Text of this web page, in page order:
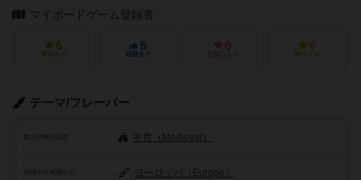
マイボードゲーム登録者
6
興味あり
5
経験あり
0
お気に入り
6
持ってる
テーマ/フレーバー
舞台の時代背景 中世（Medieval）
地域や文化圏など ヨーロッパ（Europe）